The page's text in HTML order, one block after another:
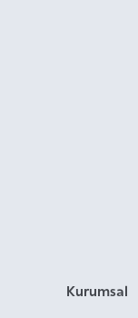
Kurumsal